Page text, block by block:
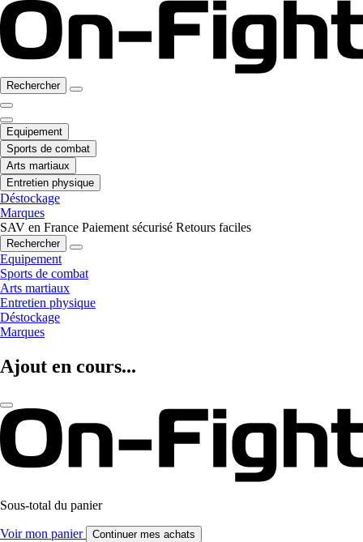
Rechercher
Equipement
Sports de combat
Arts martiaux
Entretien physique
Déstockage
Marques
SAV en France Paiement sécurisé Retours faciles
Rechercher
Equipement
Sports de combat
Arts martiaux
Entretien physique
Déstockage
Marques
Ajout en cours...
Sous-total du panier
Voir mon panier Continuer mes achats